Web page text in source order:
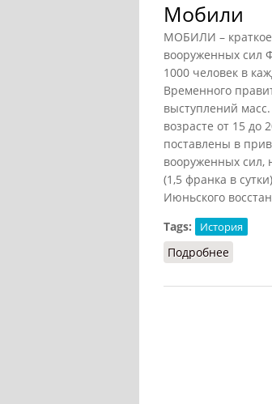
Мобили
МОБИЛИ – краткое
вооруженных сил
1000 человек в
Временного
выступлений
возрасте от 15 до
поставлены в
вооруженных сил,
(1,5 франка в
Июньского
Tags:
История
Подробнее